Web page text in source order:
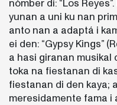
nòmber di: “Los
yunan a uni ku nan
anto nan a adaptá i
ei den: “Gypsy Kings”
a hasi giranan musikal
toka na fiestanan di
fiestanan di den kaya;
meresidamente fama i